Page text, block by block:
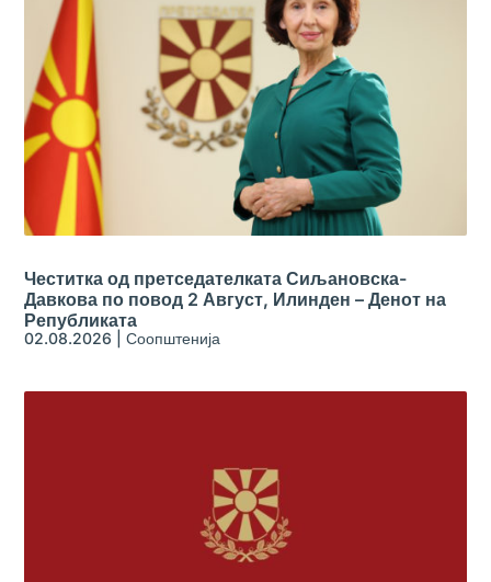
Честитка од претседателката Сиљановска-
Давкова по повод 2 Август, Илинден – Денот на
Републиката
02.08.2026 |Соопштенија